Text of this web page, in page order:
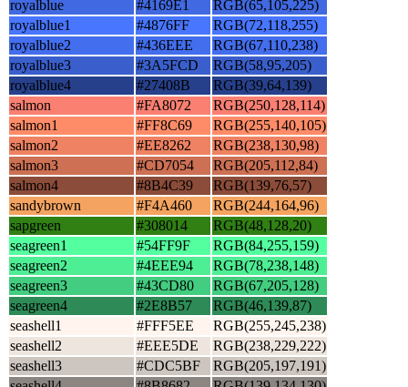
royalblue #4169E1
RGB(65,105,225)
royalblue1
#4876FF
RGB(72,118,255)
royalblue2
#436EEE
RGB(67,110,238)
royalblue3
#3A5FCD
RGB(58,95,205)
royalblue4
#27408B
RGB(39,64,139)
salmon
#FA8072
RGB(250,128,114)
salmon1
#FF8C69
RGB(255,140,105)
salmon2
#EE8262
RGB(238,130,98)
salmon3
#CD7054
RGB(205,112,84)
salmon4
#8B4C39
RGB(139,76,57)
sandybrown
#F4A460
RGB(244,164,96)
sapgreen
#308014
RGB(48,128,20)
seagreen1
#54FF9F
RGB(84,255,159)
seagreen2
#4EEE94
RGB(78,238,148)
seagreen3
#43CD80
RGB(67,205,128)
seagreen4
#2E8B57
RGB(46,139,87)
seashell1
#FFF5EE
RGB(255,245,238)
seashell2
#EEE5DE
RGB(238,229,222)
seashell3
#CDC5BF
RGB(205,197,191)